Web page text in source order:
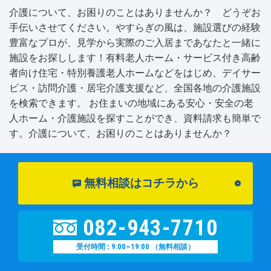
介護について、お困りのことはありませんか？ どうぞお
手伝いさせてください。やすらぎの風は、施設選びの経験
豊富なプロが、見学から実際のご入居まであなたと一緒に
施設をお探しします！有料老人ホーム・サービス付き高齢
者向け住宅・特別養護老人ホームなどをはじめ、デイサー
ビス・訪問介護・居宅介護支援など、全国各地の介護施設
を検索できます。 お住まいの地域にある安心・安全の老
人ホーム・介護施設を探すことができ、資料請求も簡単で
す。介護について、お困りのことはありませんか？
無料相談はコチラから
082-943-7710
受付時間 : 9:00~19:00 （無料相談）